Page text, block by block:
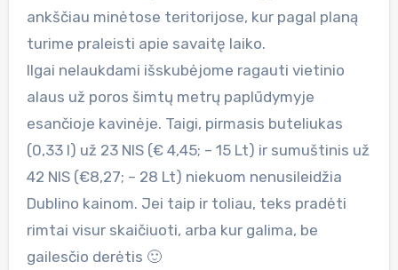
ankščiau minėtose teritorijose, kur pagal planą
turime praleisti apie savaitę laiko.
Ilgai nelaukdami išskubėjome ragauti vietinio
alaus už poros šimtų metrų paplūdymyje
esančioje kavinėje. Taigi, pirmasis buteliukas
(0,33 l) už 23 NIS (€ 4,45; – 15 Lt) ir sumuštinis už
42 NIS (€8,27; – 28 Lt) niekuom nenusileidžia
Dublino kainom. Jei taip ir toliau, teks pradėti
rimtai visur skaičiuoti, arba kur galima, be
gailesčio derėtis 🙂